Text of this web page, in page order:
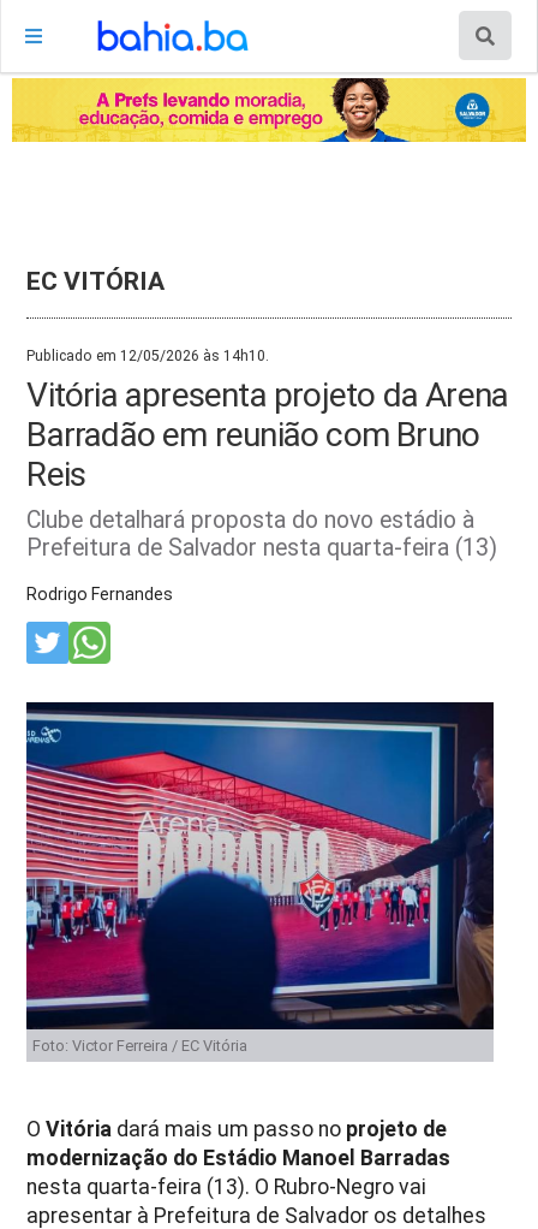
EC VITÓRIA
Publicado em 12/05/2026 às 14h10.
Vitória apresenta projeto da Arena
Barradão em reunião com Bruno
Reis
Clube detalhará proposta do novo estádio à
Prefeitura de Salvador nesta quarta-feira (13)
Rodrigo Fernandes
Foto: Victor Ferreira / EC Vitória
OVitória dará mais um passo no projeto de
modernização do Estádio Manoel Barradas
nesta quarta-feira (13). O Rubro-Negro vai
apresentar à Prefeitura de Salvador os detalhes